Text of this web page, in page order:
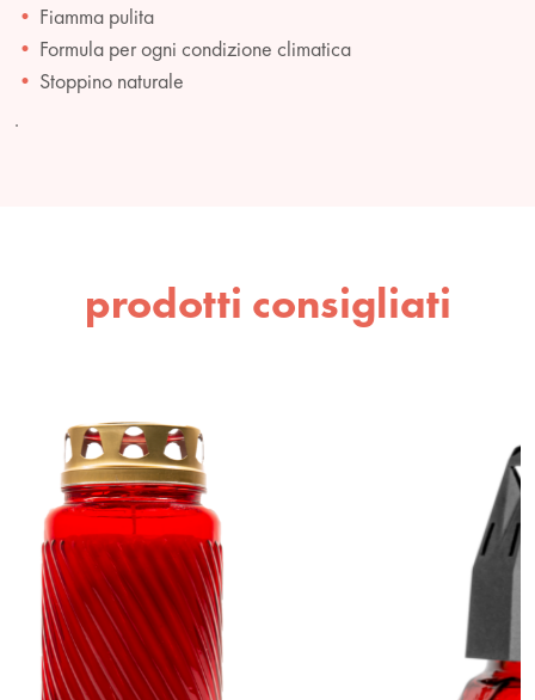
Fiamma pulita
Formula per ogni condizione climatica
Stoppino naturale
.
prodotti consigliati